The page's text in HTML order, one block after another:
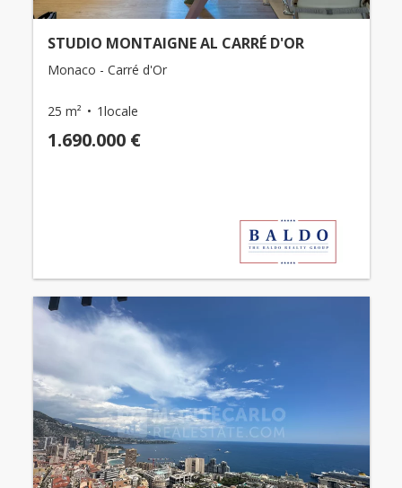
STUDIO MONTAIGNE AL CARRÉ D'OR
Monaco - Carré d'Or
25 m² 1locale
1.690.000 €